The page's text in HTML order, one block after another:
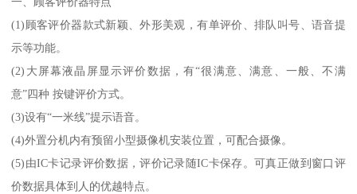
(1)顾客评价器款式新颖、外形美观，有单评价、排队叫号、语音提
示等功能。
(2)大屏幕液晶屏显示评价数据，有“很满意、满意、一般、不满
意”四种 按键评价方式。
(3)设有“一米线”提示语音。
(4)外置分机内有预留小型摄像机安装位置，可配合摄像。
(5)由IC卡记录评价数据，评价记录随IC卡保存。可真正做到窗口评
价数据具体到人的优越特点。